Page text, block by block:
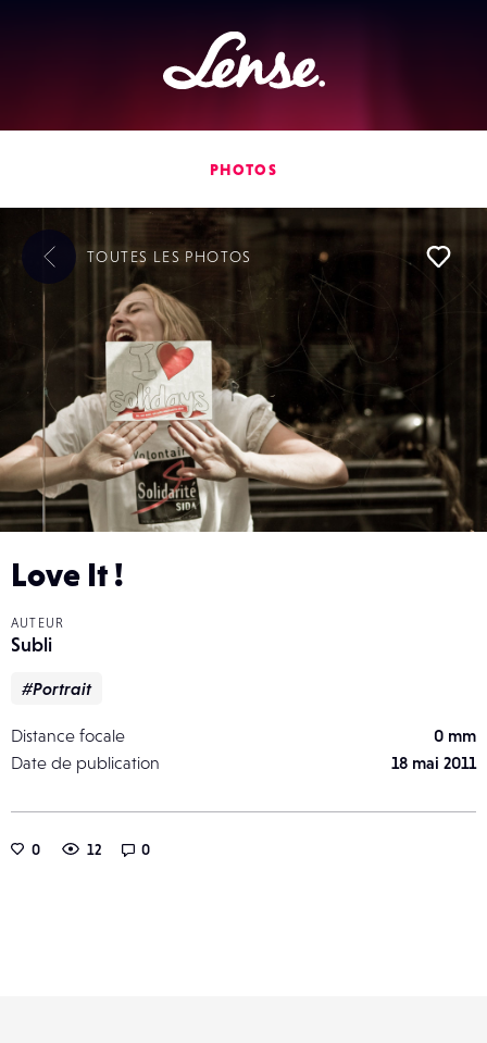
Lense
PHOTOS
Love It !
AUTEUR
Subli
#Portrait
Distance focale
0 mm
Date de publication
18 mai 2011
0 12 0
TOUTES LES PHOTOS